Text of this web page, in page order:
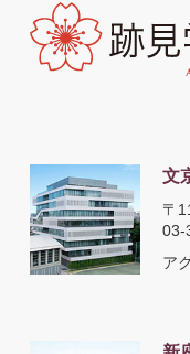
文
〒
03-
ア